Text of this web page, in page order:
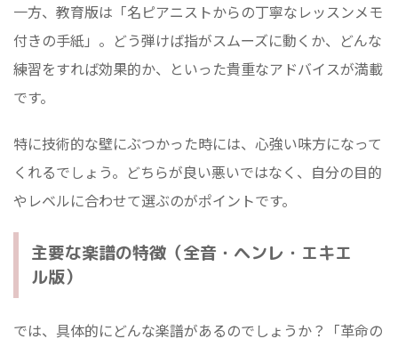
一方、教育版は「名ピアニストからの丁寧なレッスンメモ
付きの手紙」。どう弾けば指がスムーズに動くか、どんな
練習をすれば効果的か、といった貴重なアドバイスが満載
です。
特に技術的な壁にぶつかった時には、心強い味方になって
くれるでしょう。どちらが良い悪いではなく、自分の目的
やレベルに合わせて選ぶのがポイントです。
主要な楽譜の特徴（全音・ヘンレ・エキエ
ル版）
では、具体的にどんな楽譜があるのでしょうか？「革命の